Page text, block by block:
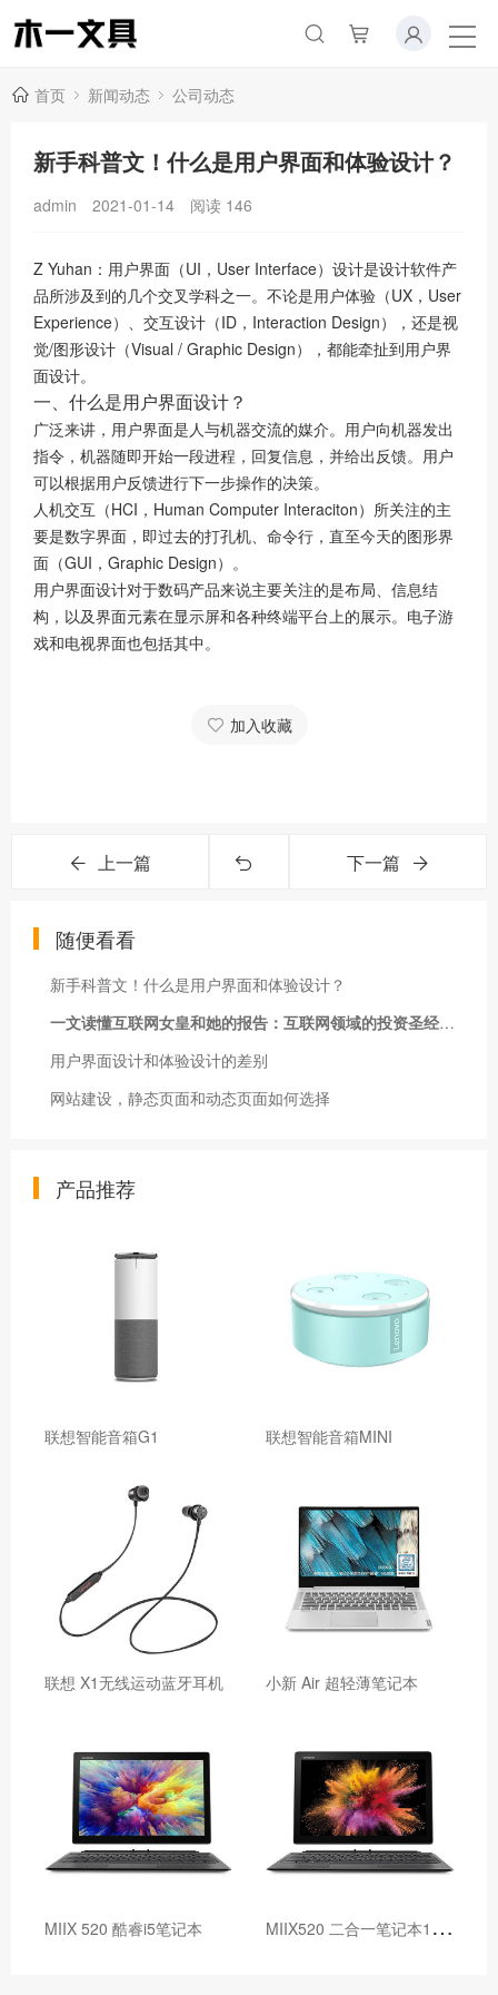
首页 新闻动态 公司动态
新手科普文！什么是用户界面和体验设计？
admin 2021-01-14 阅读 146
Z Yuhan：用户界面（UI，User Interface）设计是设计软件产
品所涉及到的几个交叉学科之一。不论是用户体验（UX，User
Experience）、交互设计（ID，Interaction Design），还是视
觉/图形设计（Visual / Graphic Design），都能牵扯到用户界
面设计。
一、什么是用户界面设计？
广泛来讲，用户界面是人与机器交流的媒介。用户向机器发出
指令，机器随即开始一段进程，回复信息，并给出反馈。用户
可以根据用户反馈进行下一步操作的决策。
人机交互（HCI，Human Computer Interaciton）所关注的主
要是数字界面，即过去的打孔机、命令行，直至今天的图形界
面（GUI，Graphic Design）。
用户界面设计对于数码产品来说主要关注的是布局、信息结
构，以及界面元素在显示屏和各种终端平台上的展示。电子游
戏和电视界面也包括其中。
加入收藏
上一篇 下一篇
随便看看
新手科普文！什么是用户界面和体验设计？
一文读懂互联网女皇和她的报告：互联网领域的投资圣经、选股指南
用户界面设计和体验设计的差别
网站建设，静态页面和动态页面如何选择
产品推荐
联想智能音箱G1 联想智能音箱MINI
联想 X1无线运动蓝牙耳机 小新 Air 超轻薄笔记本
MIIX 520 酷睿i5笔记本 M
IIX520 二合一笔记本12.2英寸 i7